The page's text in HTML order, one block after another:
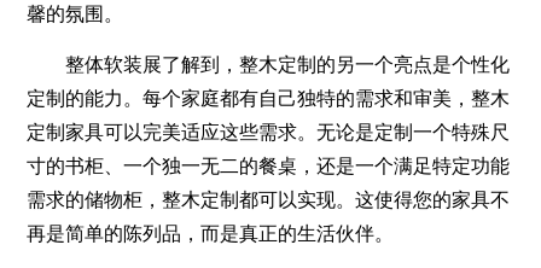
馨的氛围。
整体软装展了解到，整木定制的另一个亮点是个性化
定制的能力。每个家庭都有自己独特的需求和审美，整木
定制家具可以完美适应这些需求。无论是定制一个特殊尺
寸的书柜、一个独一无二的餐桌，还是一个满足特定功能
需求的储物柜，整木定制都可以实现。这使得您的家具不
再是简单的陈列品，而是真正的生活伙伴。